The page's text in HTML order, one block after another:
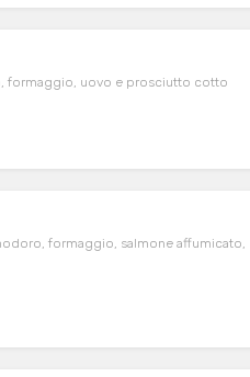
formaggio, uovo e prosciutto cotto
formaggio, salmone affumicato,